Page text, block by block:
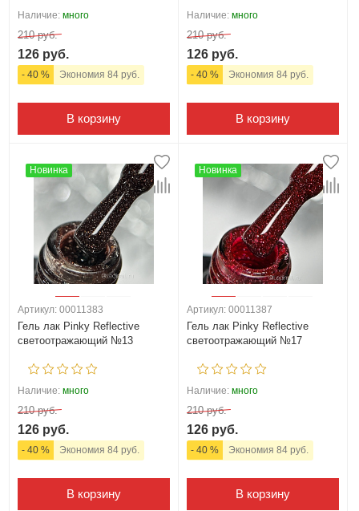
Наличие: много
210 руб.
126 руб.
- 40 % Экономия 84 руб.
В корзину
Наличие: много
210 руб.
126 руб.
- 40 % Экономия 84 руб.
В корзину
Новинка
Артикул: 00011383
Гель лак Pinky Reflective
светоотражающий №13
Наличие: много
210 руб.
126 руб.
- 40 % Экономия 84 руб.
В корзину
Новинка
Артикул: 00011387
Гель лак Pinky Reflective
светоотражающий №17
Наличие: много
210 руб.
126 руб.
- 40 % Экономия 84 руб.
В корзину